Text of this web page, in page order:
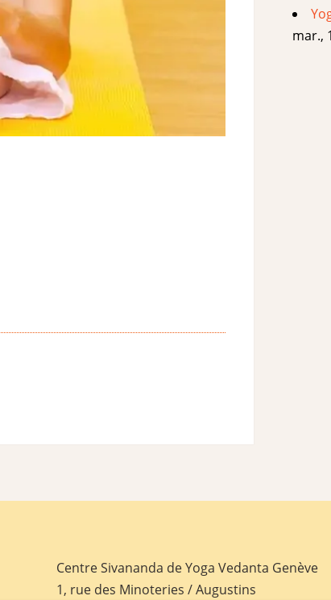
mar.,
Centre Sivananda de Yoga Vedanta Genève
1, rue des Minoteries / Augustins